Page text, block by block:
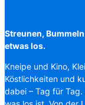
Streunen,
etwas los.
Kneipe und Kino,
Köstlichkeiten und
dabei – Tag für